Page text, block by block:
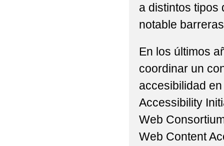
ORDINARIO)
EVALUACIÓN DEL
INFORME FINAL
INSTRUCCIONES
LIBROS DE TEXTO
a distintos tipos
notable
En los últimos
coordinar un
accesibilidad
Accessibility
Web
Web Content